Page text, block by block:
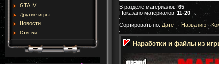
GTA IV
Другие игры
Новости
Статьи
В разделе материалов:65
Показано материалов: 11-20
Сортировать по: Дате · Названию ·
Наработки и файлы из